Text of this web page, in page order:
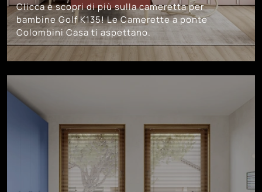
Clicca e scopri di più sulla cameretta per
bambine Golf K135! Le Camerette a ponte
Colombini Casa ti aspettano.